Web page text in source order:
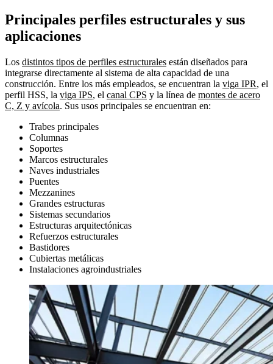
Principales perfiles estructurales y sus
aplicaciones
Los distintos tipos de perfiles estructurales están diseñados para
integrarse directamente al sistema de alta capacidad de una
construcción. Entre los más empleados, se encuentran la viga IPR, el
perfil HSS, la viga IPS, el canal CPS y la línea de montes de acero
C, Z y avícola. Sus usos principales se encuentran en:
Trabes principales
Columnas
Soportes
Marcos estructurales
Naves industriales
Puentes
Mezzanines
Grandes estructuras
Sistemas secundarios
Estructuras arquitectónicas
Refuerzos estructurales
Bastidores
Cubiertas metálicas
Instalaciones agroindustriales